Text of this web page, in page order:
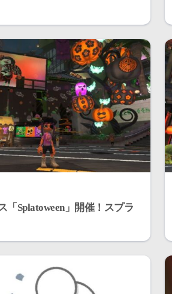
「Splatoween」開催！スプラ